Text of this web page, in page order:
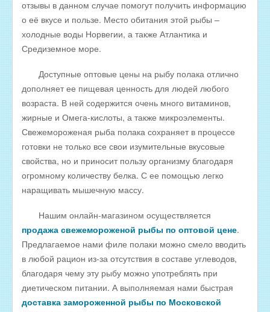
Оптовые цены на РЫБНЫЕ КОНСЕРВЫ
Оптовые цены на РЫБНЫЕ СТЕЙКИ
Оптовые цены на СВЕЖЕЗАМОРОЖЕННУЮ РЫБУ
Оптовые цены на МОРЕПРОДУКТЫ
Оптовые цены на РЫБНУЮ ИКРУ
Оптовые цены на ЖИВУЮ РЫБУ
Оптовые цены на ОХЛАЖДЕННУЮ РЫБУ
Оптовые цены на ВЯЛЕНУЮ РЫБУ
Оптовые цены на ФИЛЕ ИЗ РЫБЫ
Оптовые цены на СОЛЕНУЮ РЫБУ
Оптовые цены на КОПЧЁНУЮ РЫБУ
Скачать все прайсы в одном архиве
МЯСНАЯ ПРОДУКЦИЯ
ОБРАТНАЯ СВЯЗЬ
ИНТЕРНЕТ-МАГАЗИН
отзывы в данном случае помогут получить информацию
о её вкусе и пользе. Место обитания этой рыбы –
холодные воды Норвегии, а также Атлантика и
Средиземное море.
Доступные оптовые цены на рыбу полака отлично
дополняет ее пищевая ценность для людей любого
возраста. В ней содержится очень много витаминов,
жирные и Омега-кислоты, а также микроэлементы.
Свежемороженая рыба полака сохраняет в процессе
готовки не только все свои изумительные вкусовые
свойства, но и приносит пользу организму благодаря
огромному количеству белка. С ее помощью легко
наращивать мышечную массу.
Нашим онлайн-магазином осуществляется
продажа свежемороженой рыбы по оптовой цене.
Предлагаемое нами филе полаки можно смело вводить
в любой рацион из-за отсутствия в составе углеводов,
благодаря чему эту рыбу можно употреблять при
диетическом питании. А выполняемая нами быстрая
доставка замороженной рыбы по Московской